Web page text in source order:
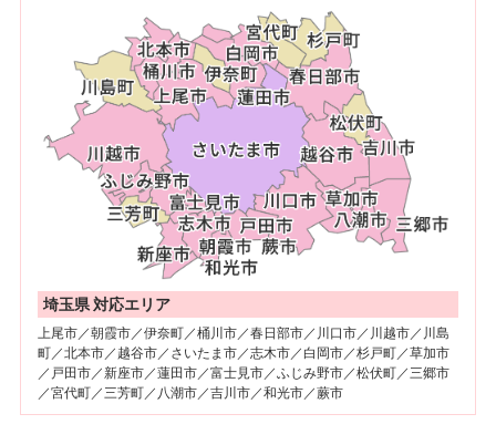
埼玉県 対応エリア
上尾市／朝霞市／伊奈町／桶川市／春日部市／川口市／川越市／川島
町／北本市／越谷市／さいたま市／志木市／白岡市／杉戸町／草加市
／戸田市／新座市／蓮田市／富士見市／ふじみ野市／松伏町／三郷市
／宮代町／三芳町／八潮市／吉川市／和光市／蕨市